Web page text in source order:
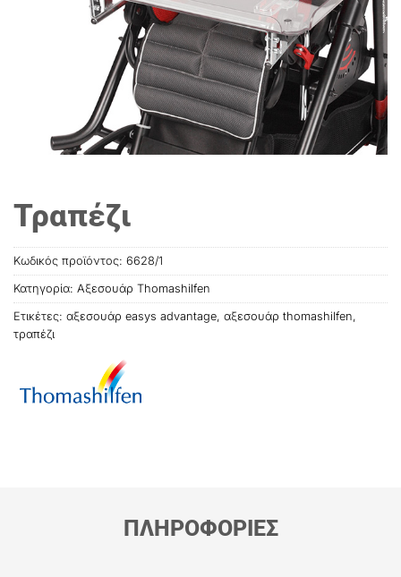
Τραπέζι
Κωδικός προϊόντος: 6628/1
Κατηγορία: Αξεσουάρ Thomashilfen
Ετικέτες: αξεσουάρ easys advantage, αξεσουάρ thοmashilfen,
τραπέζι
ΠΛΗΡΟΦΟΡΙΕΣ